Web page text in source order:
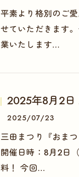
平素より格別のご
せていただきます
業いたします…
2025年8月2日
2025/07/23
三田まつり『おま
開催日時：8月2日
料！ 今回…